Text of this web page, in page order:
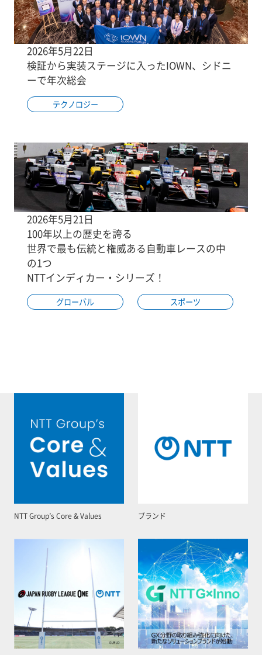
2026年5月22日
検証から実装ステージに入ったIOWN、シドニ
ーで年次総会
テクノロジー
2026年5月21日
100年以上の歴史を誇る
世界で最も伝統と権威ある自動車レースの中
の1つ
NTTインディカー・シリーズ！
グローバル スポーツ
NTT Group’s Core & Values ブランド